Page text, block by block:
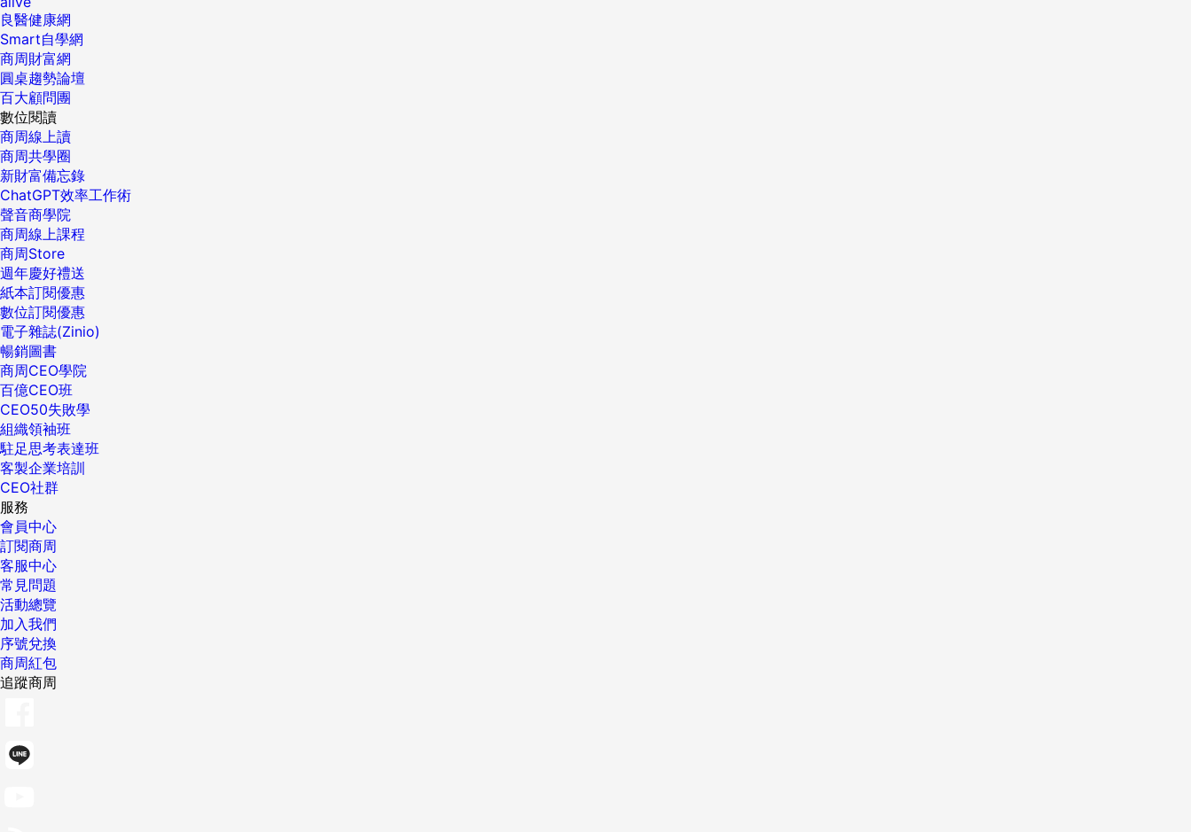
良醫健康網
Smart自學網
商周財富網
圓桌趨勢論壇
百大顧問團
數位閱讀
商周線上讀
商周共學圈
新財富備忘錄
ChatGPT效率工作術
聲音商學院
商周線上課程
商周Store
週年慶好禮送
紙本訂閱優惠
數位訂閱優惠
電子雜誌(Zinio)
暢銷圖書
商周CEO學院
百億CEO班
CEO50失敗學
組織領袖班
駐足思考表達班
客製企業培訓
CEO社群
服務
會員中心
訂閱商周
客服中心
常見問題
活動總覽
加入我們
序號兌換
商周紅包
追蹤商周